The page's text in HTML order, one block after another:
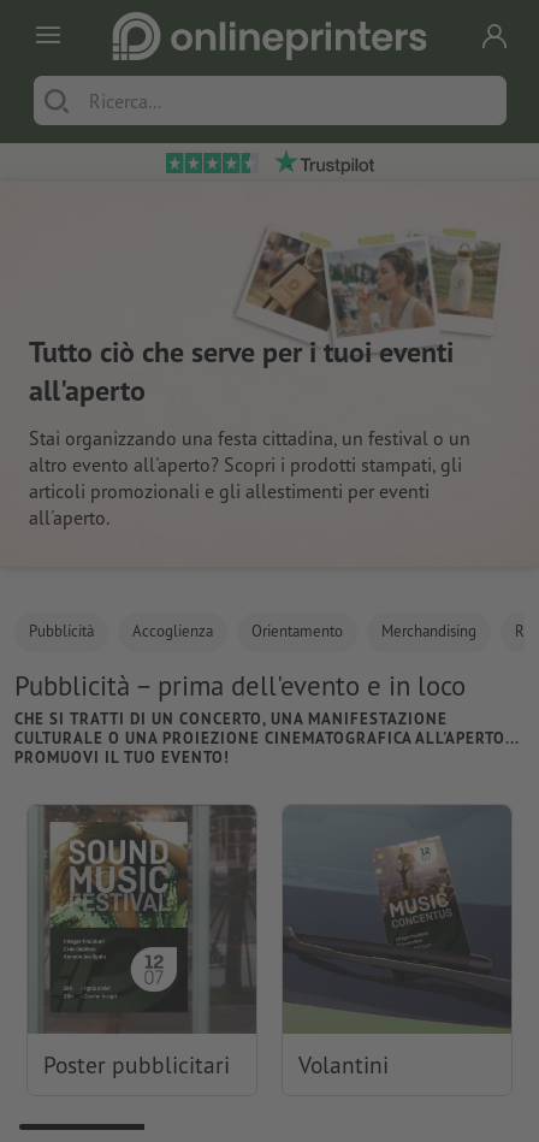
Tutto ciò che serve per i tuoi eventi
all'aperto
Stai organizzando una festa cittadina, un festival o un
altro evento all'aperto? Scopri i prodotti stampati, gli
articoli promozionali e gli allestimenti per eventi
all'aperto.
Pubblicità Accoglienza Orientamento Merchandising
Pubblicità – prima dell'evento e in loco
CHE SI TRATTI DI UN CONCERTO, UNA MANIFESTAZIONE
CULTURALE O UNA PROIEZIONE CINEMATOGRAFICA ALL'APERTO...
PROMUOVI IL TUO EVENTO!
Poster pubblicitari Volantini